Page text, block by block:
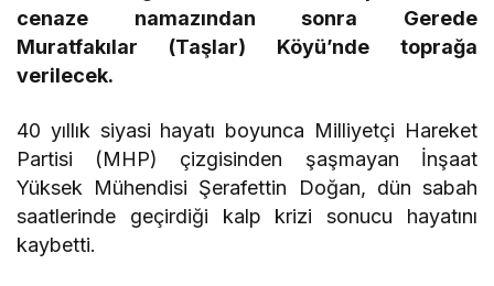
cenaze namazından sonra Gerede
Muratfakılar (Taşlar) Köyü’nde toprağa
verilecek.
40 yıllık siyasi hayatı boyunca Milliyetçi Hareket
Partisi (MHP) çizgisinden şaşmayan İnşaat
Yüksek Mühendisi Şerafettin Doğan, dün sabah
saatlerinde geçirdiği kalp krizi sonucu hayatını
kaybetti.